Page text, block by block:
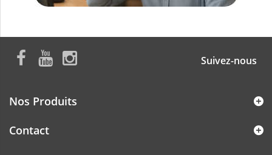
Suivez-nous
Nos Produits
Contact